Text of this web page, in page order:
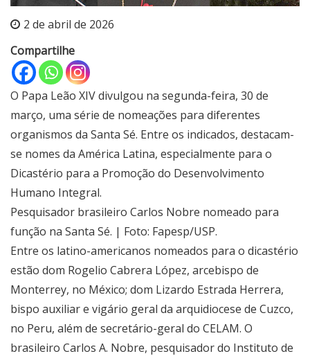
2 de abril de 2026
Compartilhe
O Papa Leão XIV divulgou na segunda-feira, 30 de
março, uma série de nomeações para diferentes
organismos da Santa Sé. Entre os indicados, destacam-
se nomes da América Latina, especialmente para o
Dicastério para a Promoção do Desenvolvimento
Humano Integral.
Pesquisador brasileiro Carlos Nobre nomeado para
função na Santa Sé. | Foto: Fapesp/USP.
Entre os latino-americanos nomeados para o dicastério
estão dom Rogelio Cabrera López, arcebispo de
Monterrey, no México; dom Lizardo Estrada Herrera,
bispo auxiliar e vigário geral da arquidiocese de Cuzco,
no Peru, além de secretário-geral do CELAM. O
brasileiro Carlos A. Nobre, pesquisador do Instituto de